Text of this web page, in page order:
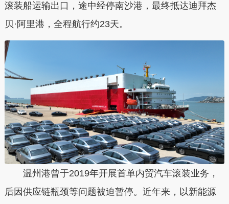
滚装船运输出口，途中经停南沙港，最终抵达迪拜杰
贝·阿里港，全程航行约23天。
温州港曾于2019年开展首单内贸汽车滚装业务，
后因供应链瓶颈等问题被迫暂停。近年来，以新能源